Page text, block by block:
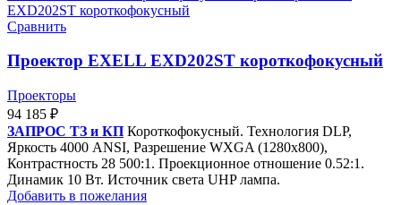
Сравнить
Проектор EXELL EXD202ST короткофокусный
Проекторы
94 185 ₽
ЗАПРОС ТЗ и КП Короткофокусный. Технология DLP,
Яркость 4000 ANSI, Разрешение WXGA (1280x800),
Контрастность 28 500:1. Проекционное отношение 0.52:1.
Динамик 10 Вт. Источник света UHP лампа.
Добавить в пожелания